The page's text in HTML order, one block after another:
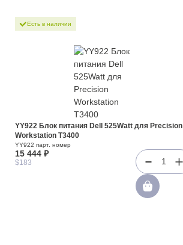
Есть в наличии
YY922 Блок питания Dell 525Watt для Precision
Workstation T3400
YY922 парт. номер
15 444 ₽
$183 1